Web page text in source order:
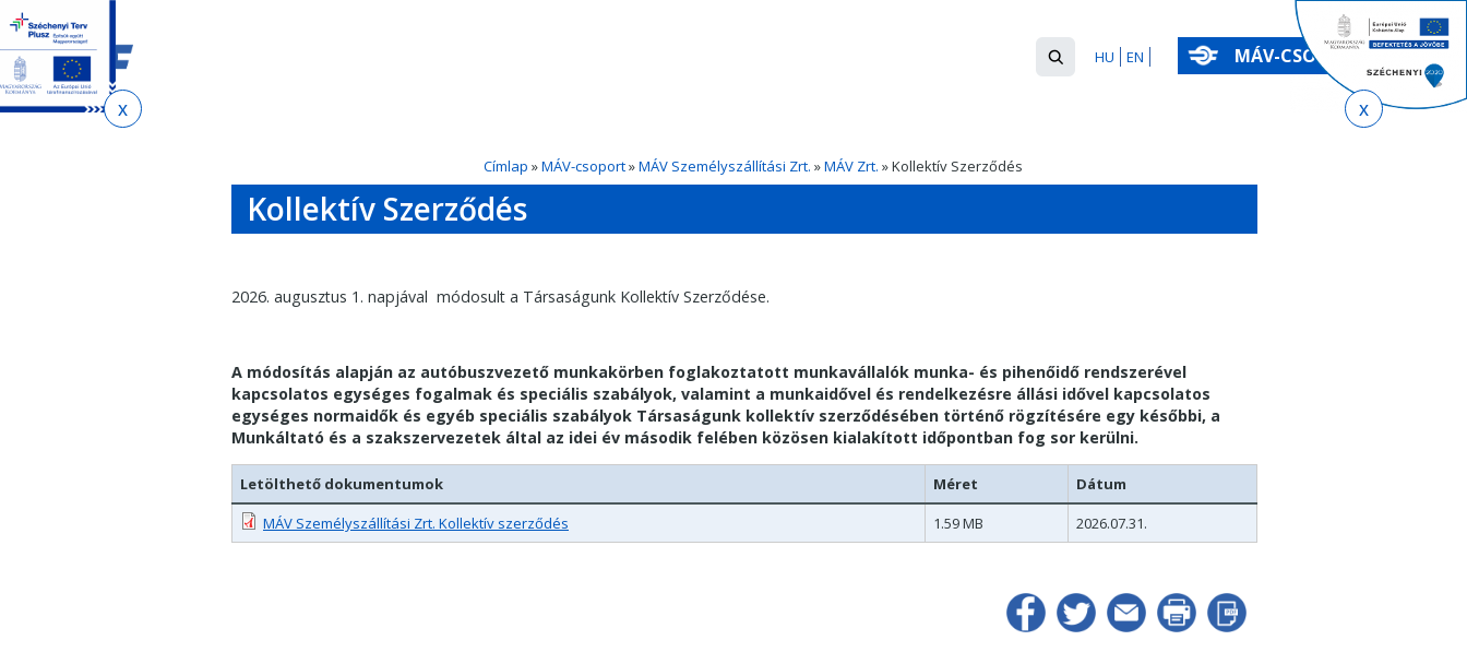
Ugrás
tartalomra
Ugrás
az
oldaltérképre
EN
HU
Keresés
űrlap
Keresés
MÁV-CSOPORT
Címlap »MÁV-csoport»MÁV Személyszállítási Zrt. »MÁV Zrt. » Kollektív Szerződés
Kollektív Szerződés
2026. augusztus 1. napjával módosult a Társaságunk Kollektív Szerződése.
A módosítás alapján az autóbuszvezető munkakörben foglakoztatott munkavállalók munka- és pihenőidő rendszerével
kapcsolatos egységes fogalmak és speciális szabályok, valamint a munkaidővel és rendelkezésre állási idővel kapcsolatos
egységes normaidők és egyéb speciális szabályok Társaságunk kollektív szerződésében történő rögzítésére egy későbbi, a
Munkáltató és a szakszervezetek által az idei év második felében közösen kialakított időpontban fog sor kerülni.
Letölthető dokumentumok Méret
Dátum
MÁV Személyszállítási Zrt. Kollektív szerződés
1.59 MB 2026.07.31.